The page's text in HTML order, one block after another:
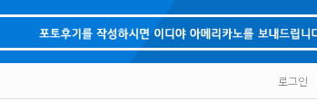
로그인